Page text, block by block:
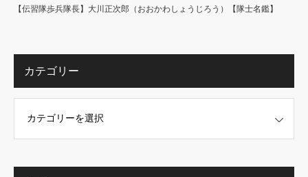
【伝習隊歩兵隊長】大川正次郎（おおかわしょうじろう）【隊士名鑑】
カテゴリー